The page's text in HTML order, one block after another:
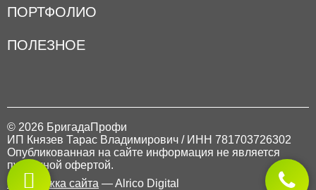
ПОРТФОЛИО
ПОЛЕЗНОЕ
© 2026 БригадаПрофи
ИП Князев Тарас Владимирович / ИНН 781703726302
Опубликованная на сайте информация не является
публичной офертой.
Поддержка сайта — Alrico Digital